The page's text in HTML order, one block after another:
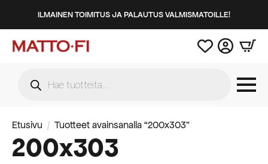
ILMAINEN TOIMITUS JA PALAUTUS VALMISMATOILLE!
search
Etusivu Tuotteet avainsanalla “200x303”
200x303